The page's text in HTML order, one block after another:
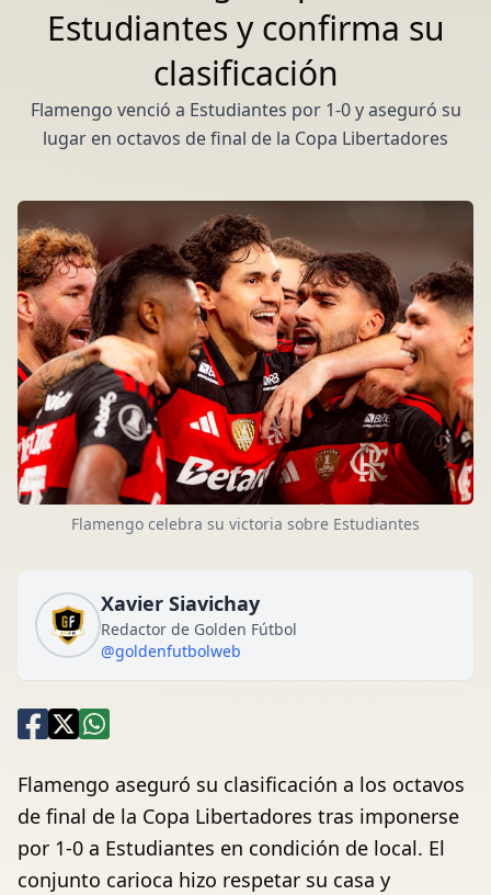
Estudiantes y confirma su
clasificación
Flamengo venció a Estudiantes por 1-0 y aseguró su
lugar en octavos de final de la Copa Libertadores
Flamengo celebra su victoria sobre Estudiantes
Xavier Siavichay
Redactor de Golden Fútbol
@goldenfutbolweb
Flamengo aseguró su clasificación a los octavos
de final de la Copa Libertadores tras imponerse
por 1-0 a Estudiantes en condición de local. El
conjunto carioca hizo respetar su casa y